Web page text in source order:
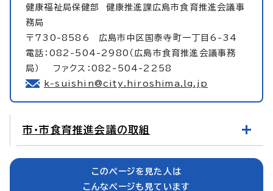
健康福祉局保健部 健康推進課広島市食育推進会議事
務局
〒730-8586 広島市中区国泰寺町一丁目6-34
電話：082-504-2980（広島市食育推進会議事務
局） ファクス：082-504-2258
k-suishin@city.hiroshima.lg.jp
市・市食育推進会議の取組
このページを見た人は
こんなページも見ています